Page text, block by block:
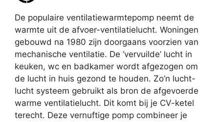
De populaire ventilatiewarmtepomp neemt de
warmte uit de afvoer-ventilatielucht. Woningen
gebouwd na 1980 zijn doorgaans voorzien van
mechanische ventilatie. De ‘vervuilde’ lucht in
keuken, wc en badkamer wordt afgezogen om
de lucht in huis gezond te houden. Zo’n lucht-
lucht systeem gebruikt als bron de afgevoerde
warme ventilatielucht. Dit komt bij je CV-ketel
terecht. Deze vernuftige pomp combineer je